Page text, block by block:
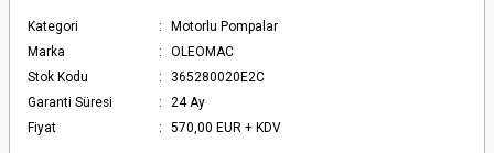
Kategori
Motorlu Pompalar
Marka
OLEOMAC
Stok Kodu
365280020E2C
Garanti Süresi
24 Ay
Fiyat
570,00 EUR + KDV